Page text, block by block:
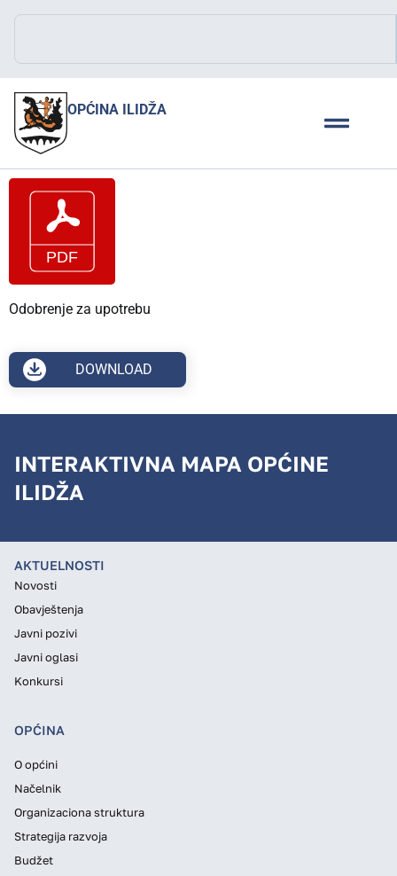
OPĆINA ILIDŽA
Odobrenje za upotrebu
DOWNLOAD
INTERAKTIVNA MAPA OPĆINE
ILIDŽA
AKTUELNOSTI
Novosti
Obavještenja
Javni pozivi
Javni oglasi
Konkursi
OPĆINA
O općini
Načelnik
Organizaciona struktura
Strategija razvoja
Budžet